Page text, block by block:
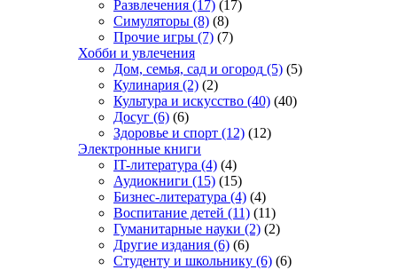
Развлечения (17) (17)
Симуляторы (8) (8)
Прочие игры (7) (7)
Хобби и увлечения
Дом, семья, сад и огород (5) (5)
Кулинария (2) (2)
Культура и искусство (40) (40)
Досуг (6) (6)
Здоровье и спорт (12) (12)
Электронные книги
IT-литература (4) (4)
Аудиокниги (15) (15)
Бизнес-литература (4) (4)
Воспитание детей (11) (11)
Гуманитарные науки (2) (2)
Другие издания (6) (6)
Студенту и школьнику (6) (6)